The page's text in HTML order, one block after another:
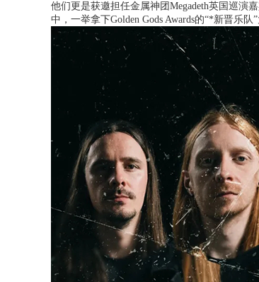
他们更是获邀担任金属神团Megadeth英国巡演
中，一举拿下Golden Gods Awards的“*新晋乐队”